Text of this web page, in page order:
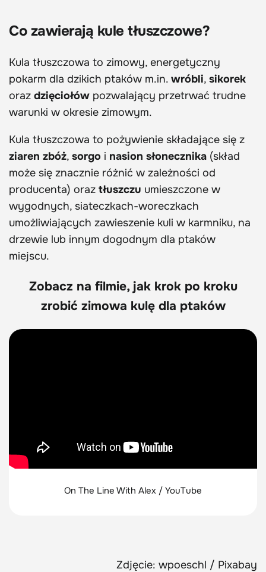
Co zawierają kule tłuszczowe?
Kula tłuszczowa to zimowy, energetyczny
pokarm dla dzikich ptaków m.in. wróbli, sikorek
oraz dzięciołów pozwalający przetrwać trudne
warunki w okresie zimowym.
Kula tłuszczowa to pożywienie składające się z
ziaren zbóż, sorgo i nasion słonecznika (skład
może się znacznie różnić w zależności od
producenta) oraz tłuszczu umieszczone w
wygodnych, siateczkach-woreczkach
umożliwiających zawieszenie kuli w karmniku, na
drzewie lub innym dogodnym dla ptaków
miejscu.
Zobacz na filmie, jak krok po kroku
zrobić zimowa kulę dla ptaków
On The Line With Alex / YouTube
Zdjęcie: wpoeschl / Pixabay